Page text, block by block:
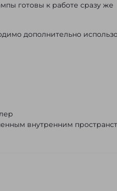
готовы к работе сразу же
дополнительно
внутренним